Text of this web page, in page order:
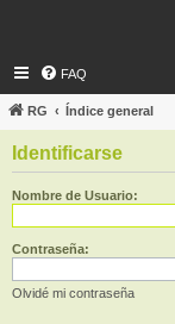
FAQ
RG Índice general
Identificarse
Nombre de Usuario:
Contraseña:
Olvidé mi contraseña